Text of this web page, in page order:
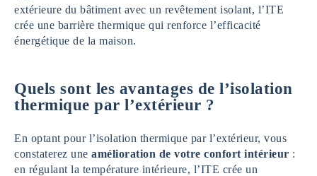
extérieure du bâtiment avec un revêtement isolant, l’ITE
crée une barrière thermique qui renforce l’efficacité
énergétique de la maison.
Quels sont les avantages de l’isolation
thermique par l’extérieur ?
En optant pour l’isolation thermique par l’extérieur, vous
constaterez une amélioration de votre confort intérieur :
en régulant la température intérieure, l’ITE crée un